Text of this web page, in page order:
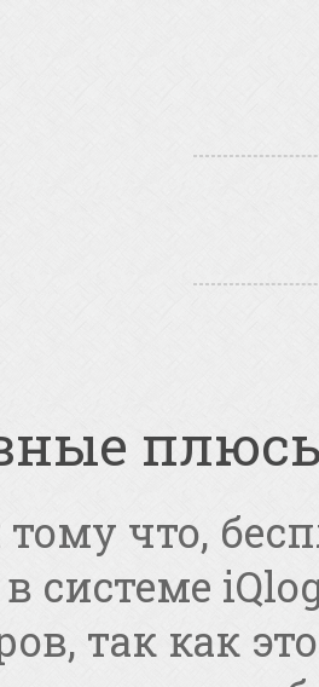
тому что,
в системе
так как